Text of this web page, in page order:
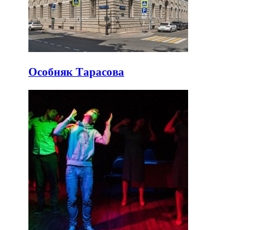
Особняк Тарасова